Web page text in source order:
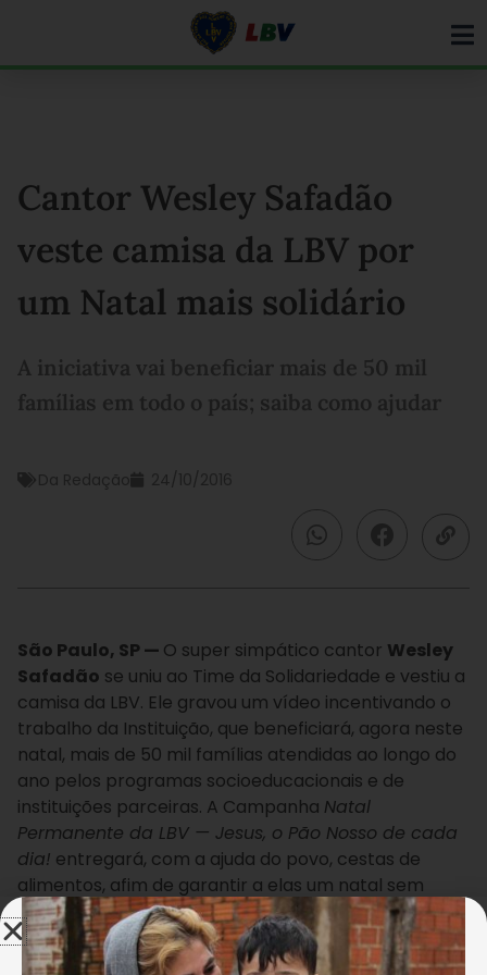
Cantor Wesley Safadão
veste camisa da LBV por
um Natal mais solidário
A iniciativa vai beneficiar mais de 50 mil
famílias em todo o país; saiba como ajudar
Da Redação 24/10/2016
São Paulo, SP — O super simpático cantor Wesley
Safadão se uniu ao Time da Solidariedade e vestiu a
camisa da LBV. Ele gravou um vídeo incentivando o
trabalho da Instituição, que beneficiará, agora neste
natal, mais de 50 mil famílias atendidas ao longo do
ano pelos programas socioeducacionais e de
instituições parceiras. A Campanha Natal
Permanente da LBV — Jesus, o Pão Nosso de cada
dia! entregará, com a ajuda do povo, cestas de
alimentos, afim de garantir a elas um natal sem
fome e mais feliz.